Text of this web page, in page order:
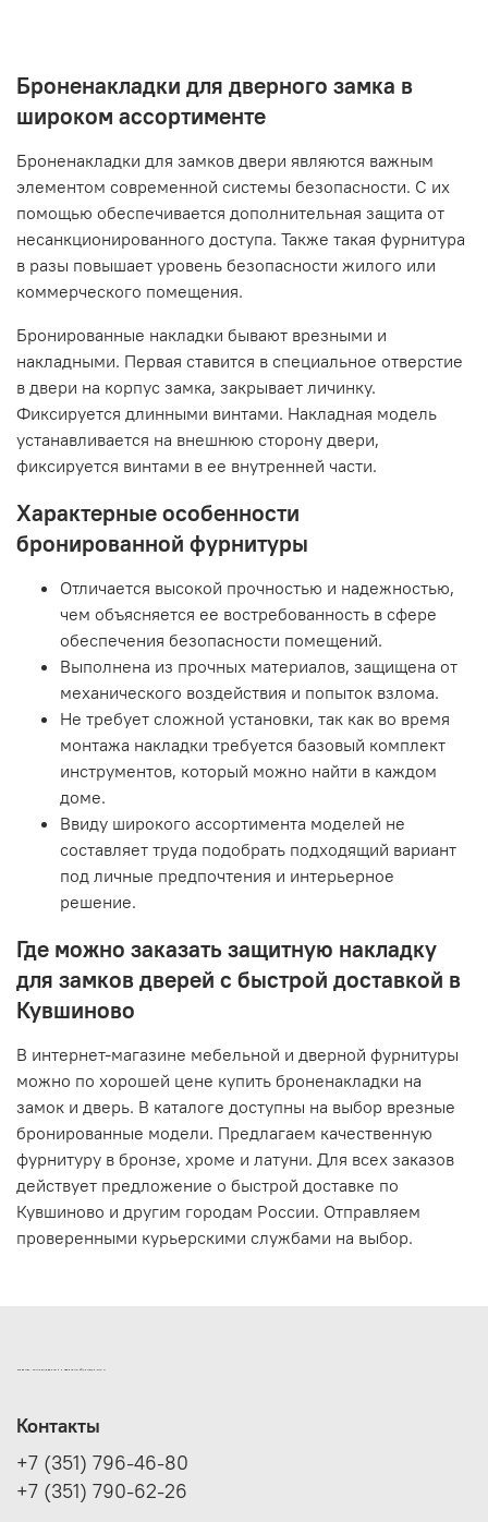
Броненакладки для дверного замка в
широком ассортименте
Броненакладки для замков двери являются важным
элементом современной системы безопасности. С их
помощью обеспечивается дополнительная защита от
несанкционированного доступа. Также такая фурнитура
в разы повышает уровень безопасности жилого или
коммерческого помещения.
Бронированные накладки бывают врезными и
накладными. Первая ставится в специальное отверстие
в двери на корпус замка, закрывает личинку.
Фиксируется длинными винтами. Накладная модель
устанавливается на внешнюю сторону двери,
фиксируется винтами в ее внутренней части.
Характерные особенности
бронированной фурнитуры
Отличается высокой прочностью и надежностью,
чем объясняется ее востребованность в сфере
обеспечения безопасности помещений.
Выполнена из прочных материалов, защищена от
механического воздействия и попыток взлома.
Не требует сложной установки, так как во время
монтажа накладки требуется базовый комплект
инструментов, который можно найти в каждом
доме.
Ввиду широкого ассортимента моделей не
составляет труда подобрать подходящий вариант
под личные предпочтения и интерьерное
решение.
Где можно заказать защитную накладку
для замков дверей с быстрой доставкой в
Кувшиново
В интернет-магазине мебельной и дверной фурнитуры
можно по хорошей цене купить броненакладки на
замок и дверь. В каталоге доступны на выбор врезные
бронированные модели. Предлагаем качественную
фурнитуру в бронзе, хроме и латуни. Для всех заказов
действует предложение о быстрой доставке по
Кувшиново и другим городам России. Отправляем
проверенными курьерскими службами на выбор.
ИНТЕРНЕТ-МАГАЗИН ДВЕРНОЙ И МЕБЕЛЬНОЙ ФУРНИТУРЫ САМ
Контакты
+7 (351) 796-46-80
+7 (351) 790-62-26